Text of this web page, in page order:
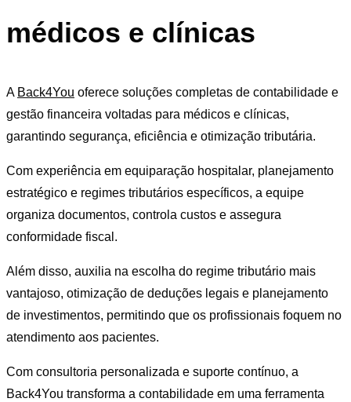
médicos e clínicas
A Back4You oferece soluções completas de contabilidade e
gestão financeira voltadas para médicos e clínicas,
garantindo segurança, eficiência e otimização tributária.
Com experiência em equiparação hospitalar, planejamento
estratégico e regimes tributários específicos, a equipe
organiza documentos, controla custos e assegura
conformidade fiscal.
Além disso, auxilia na escolha do regime tributário mais
vantajoso, otimização de deduções legais e planejamento
de investimentos, permitindo que os profissionais foquem no
atendimento aos pacientes.
Com consultoria personalizada e suporte contínuo, a
Back4You transforma a contabilidade em uma ferramenta